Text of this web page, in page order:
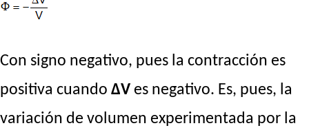
Con signo negativo, pues la contracción es
positiva cuando ΔV es negativo. Es, pues, la
variación de volumen experimentada por la